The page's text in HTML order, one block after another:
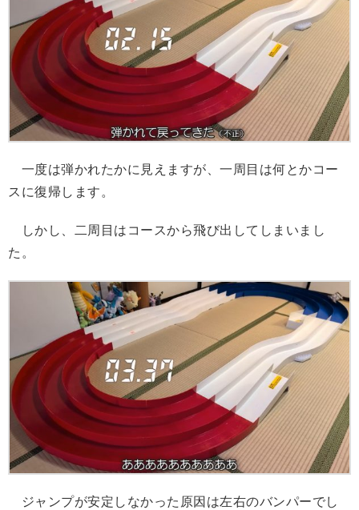
一度は弾かれたかに見えますが、一周目は何とかコー
スに復帰します。
しかし、二周目はコースから飛び出してしまいまし
た。
ジャンプが安定しなかった原因は左右のバンパーでし